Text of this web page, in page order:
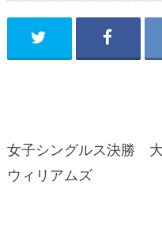
女子シングルス決勝
ウィリアムズ